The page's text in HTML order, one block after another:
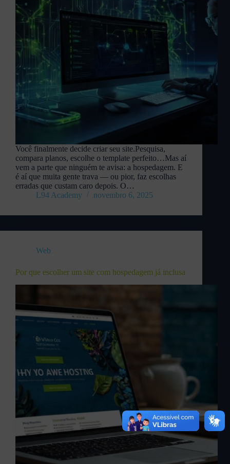
Você finalmente decide criar seu site.Pesquisa,
compara planos, escolhe o template perfeito…Mas aí
vem a parte que ninguém te avisa: a hospedagem. E
é aí que muita gente trava — ou pior, faz escolhas
erradas que custam caro depois. O…
L94 Academy
novembro 6, 2025
Web
Por que escolher um site com hospedagem já inclusa